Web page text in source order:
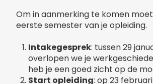
Om in aanmerking te komen
eerste semester van je opleiding.
Intakegesprek: tussen 29
overlopen we je
heb je een goed zicht op de
Start opleiding: op 23